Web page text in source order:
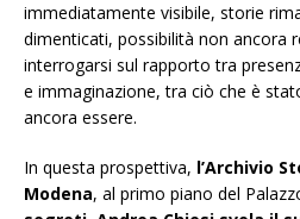
immediatamente visibile, storie
dimenticati, possibilità non ancora
interrogarsi sul rapporto tra
e immaginazione, tra ciò che è
ancora essere.
In questa prospettiva, l’Archivio
Modena, al primo piano del